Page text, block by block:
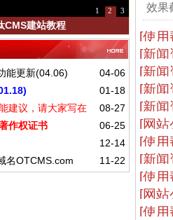
1 2 3
CMS建站教程
04-06
能更新(04.06)
01-18
08-27
建议，请大家写在
06-25
作权证书
12-14
11-22
名OTCMS.com
效果
[使
[新
[新
[新
[新
[网
[使
[新
[使
[网
[使